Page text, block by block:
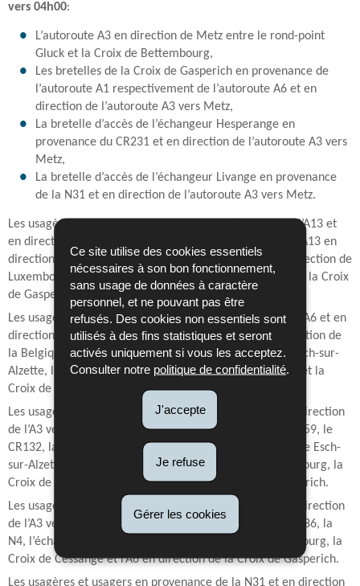
Ce site utilise des cookies essentiels
nécessaires à son bon fonctionnement,
sans usage de données à caractère
personnel, et ne pouvant pas être
refusés. Des cookies non essentiels sont
utilisés à des fins statistiques et seront
activés uniquement si vous les acceptez.
Consulter notre politique de confidentialité.
J'accepte
Je refuse
Gérer les cookies
vers 04h00:
L’autoroute A3 en direction de Metz entre le rond-point
Gluck et la Croix de Bettembourg,
Les bretelles de la Croix de Gasperich en provenance de
l’autoroute A1 respectivement de l’autoroute A6 et en
direction de l’autoroute A3 vers Metz,
La bretelle d’accès de l’échangeur Hesperange en
provenance du CR231 et en direction de l’autoroute A3 vers
Metz,
La bretelle d’accès de l’échangeur Livange en provenance
de la N31 et en direction de l’autoroute A3 vers Metz.
Les usagères et usagers en provenance de l’A3 resp. de l’A13 et
en direction de l’A3 vers Luxembourg seront déviés via l’A13 en
direction de Esch-sur-Alzette, la jonction Esch, l’A4 en direction de
Luxembourg, la Croix de Cessange et l’A6 en direction de la Croix
de Gasperich.
Les usagères et usagers en provenance de l’A1 resp. de l’A6 et en
direction de l’A3 vers Metz seront déviés via l’A6 en direction de
la Belgique, la Croix de Cessange, l’A4 en direction de Esch-sur-
Alzette, la jonction Esch, l’A13 en direction de Schengen et la
Croix de Bettembourg.
Les usagères et usagers en provenance de la N31 et en direction
de l’A3 vers Luxembourg seront déviés via la N31, le CR159, le
CR132, la N13, l’échangeur Burange, l’A13 en direction de Esch-
sur-Alzette, la jonction Esch, l’A4 en direction de Luxembourg, la
Croix de Cessange, l’A6 en direction de la Croix de Gasperich.
Les usagères et usagers en provenance de la N31 et en direction
de l’A3 vers Luxembourg seront déviés via la N31, le CR186, la
N4, l’échangeur Leudelange-Nord, l’A4 direction Luxembourg, la
Croix de Cessange et l’A6 en direction de la Croix de Gasperich.
Les usagères et usagers en provenance de la N31 et en direction